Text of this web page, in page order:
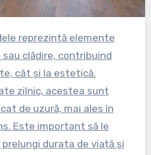
clădire, contribuind
cât și la estetică.
zilnic, acestea sunt
de uzură, mai ales în
Este important să le
durata de viață și